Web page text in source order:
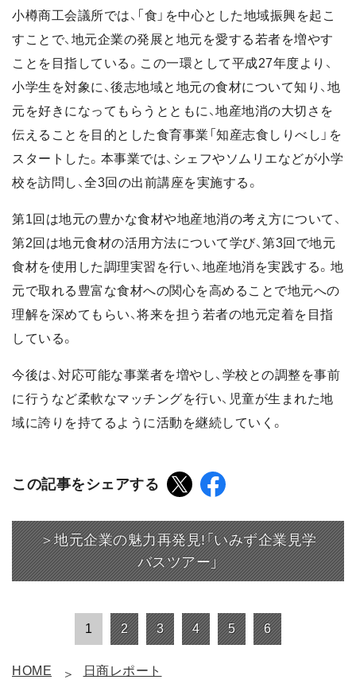
小樽商工会議所では、「食」を中心とした地域振興を起こ
すことで、地元企業の発展と地元を愛する若者を増やす
ことを目指している。この一環として平成27年度より、
小学生を対象に、後志地域と地元の食材について知り、地
元を好きになってもらうとともに、地産地消の大切さを
伝えることを目的とした食育事業「知産志食しりべし」を
スタートした。本事業では、シェフやソムリエなどが小学
校を訪問し、全3回の出前講座を実施する。
第1回は地元の豊かな食材や地産地消の考え方について、
第2回は地元食材の活用方法について学び、第3回で地元
食材を使用した調理実習を行い、地産地消を実践する。地
元で取れる豊富な食材への関心を高めることで地元への
理解を深めてもらい、将来を担う若者の地元定着を目指
している。
今後は、対応可能な事業者を増やし、学校との調整を事前
に行うなど柔軟なマッチングを行い、児童が生まれた地
域に誇りを持てるように活動を継続していく。
この記事をシェアする
＞地元企業の魅力再発見!「いみず企業見学
バスツアー」
1 2 3 4 5 6
HOME 日商レポート